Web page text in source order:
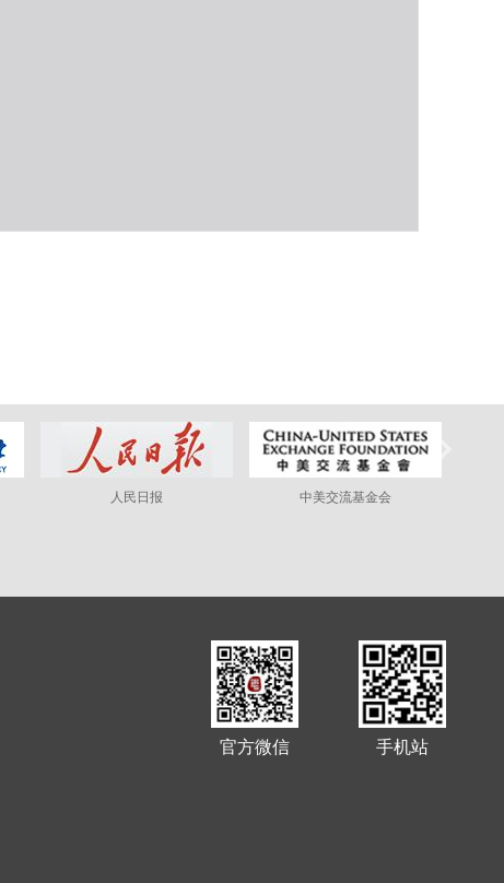
人民日报 中美交流基金会
官方微信 手机站